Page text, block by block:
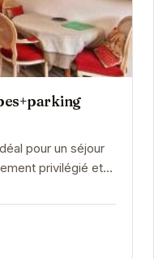
pour un séjour
privilégié et
profiterez...